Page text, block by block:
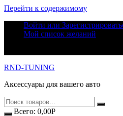
Перейти к содержимому
Войти или
Мой список желаний
RND-TUNING
Аксессуары для вашего авто
Всего: 0,00Р